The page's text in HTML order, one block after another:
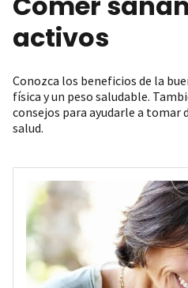
activos
Conozca los beneficios de la
física y un peso saludable.
consejos para ayudarle a tomar
salud.